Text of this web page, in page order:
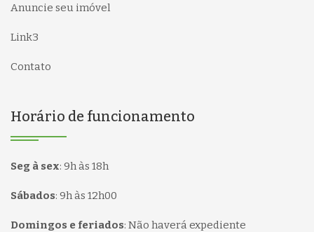
Anuncie seu imóvel
Link3
Contato
Horário de funcionamento
Seg à sex: 9h às 18h
Sábados: 9h às 12h00
Domingos e feriados: Não haverá expediente